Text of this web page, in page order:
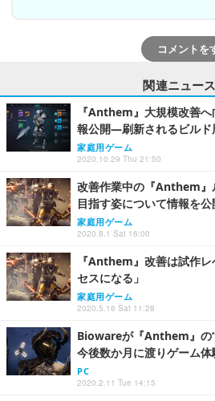
コメントを
関連ニュース
『Anthem』大規模改善
報公開―刷新されるビルド
家庭用ゲーム
2020.10.29 Thu 21:50
改善作業中の『Anthem』
目指す姿について情報を公
家庭用ゲーム
2020.8.1 Sat 16:00
『Anthem』改善は試作
セスになる」
家庭用ゲーム
2020.5.16 Sat 11:28
Biowareが『Anthem』の
今後数か月に渡りゲーム
PC
2020.2.11 Tue 14:15